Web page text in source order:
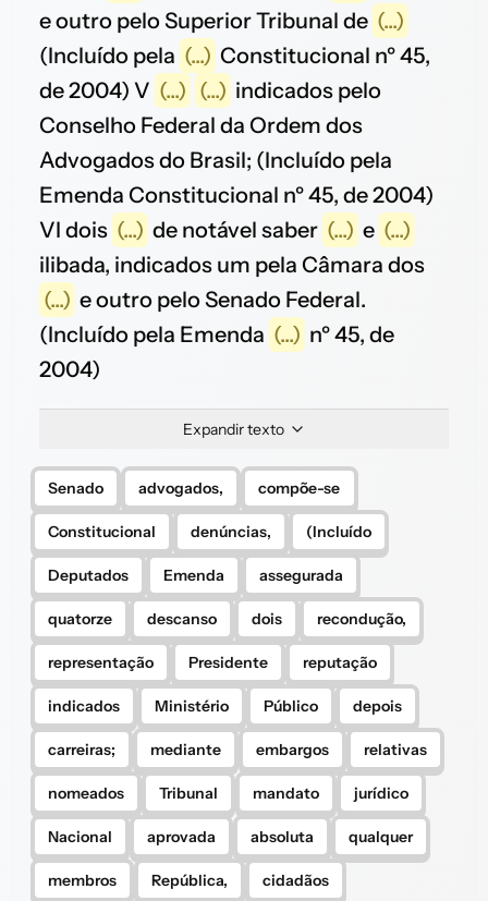
e outro pelo Superior Tribunal de (...)
(Incluído pela (...) Constitucional nº 45,
de 2004) V (...) (...) indicados pelo
Conselho Federal da Ordem dos
Advogados do Brasil; (Incluído pela
Emenda Constitucional nº 45, de 2004)
VI dois (...) de notável saber (...) e (...)
ilibada, indicados um pela Câmara dos
(...) e outro pelo Senado Federal.
(Incluído pela Emenda (...) nº 45, de
2004)
Expandir texto
Senado advogados, compõe-se
Constitucional denúncias, (Incluído
Deputados Emenda assegurada
quatorze descanso dois recondução,
representação Presidente reputação
indicados Ministério Público depois
carreiras; mediante embargos relativas
nomeados Tribunal mandato jurídico
Nacional aprovada absoluta qualquer
membros República, cidadãos